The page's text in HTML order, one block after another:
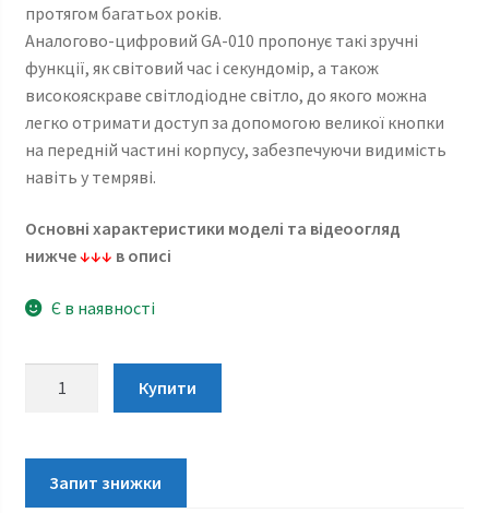
протягом багатьох років.
Аналогово-цифровий GA-010 пропонує такі зручні
функції, як світовий час і секундомір, а також
високояскраве світлодіодне світло, до якого можна
легко отримати доступ за допомогою великої кнопки
на передній частині корпусу, забезпечуючи видимість
навіть у темряві.
Основні характеристики моделі та відеоогляд
нижче↓↓↓ в описі
Є в наявності
GA-
010-
Купити